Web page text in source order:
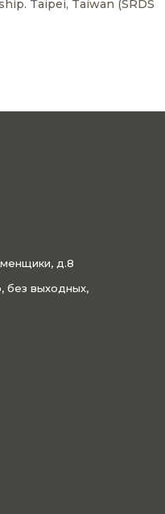
Taipei, Taiwan (SRDS
д.8
без выходных,